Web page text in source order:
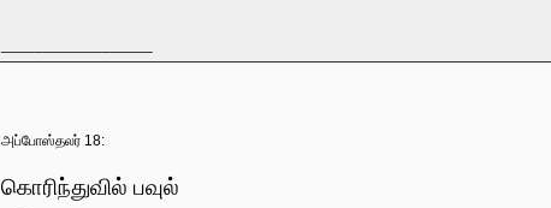
அப்போஸ்தலர் 18:
கொரிந்துவில் பவுல்